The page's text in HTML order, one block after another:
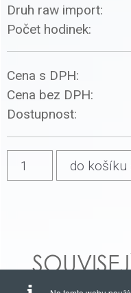
Druh raw import:
Počet hodinek:
Cena s DPH:
Cena bez DPH:
Dostupnost: